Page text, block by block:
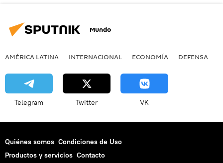
Mundo
AMÉRICA LATINA INTERNACIONAL ECONOMÍA DEFENSA
Telegram Twitter VK
Quiénes somos Condiciones de Uso
Productos y servicios Contacto